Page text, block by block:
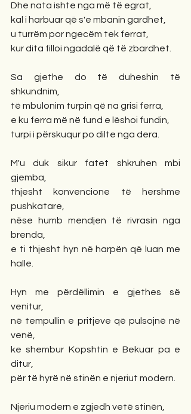
Dhe nata ishte nga më të egrat,
kal i harbuar që s'e mbanin gardhet,
u turrëm por ngecëm tek ferrat,
kur dita filloi ngadalë që të zbardhet.
Sa gjethe do të duheshin të
shkundnim,
të mbulonim turpin që na grisi ferra,
e ku ferra më në fund e lëshoi fundin,
turpi i përskuqur po dilte nga dera.
M'u duk sikur fatet shkruhen mbi
gjemba,
thjesht konvencione të hershme
pushkatare,
nëse humb mendjen të rivrasin nga
brenda,
e ti thjesht hyn në harpën që luan me
halle.
Hyn me përdëllimin e gjethes së
venitur,
në tempullin e pritjeve që pulsojnë në
venë,
ke shembur Kopshtin e Bekuar pa e
ditur,
për të hyrë në stinën e njeriut modern.
Njeriu modern e zgjedh vetë stinën,